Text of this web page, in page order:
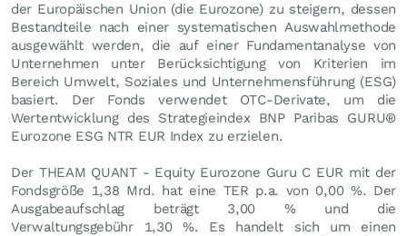
der Europäischen Union (die Eurozone) zu steigern, dessen
Bestandteile nach einer systematischen Auswahlmethode
ausgewählt werden, die auf einer Fundamentanalyse von
Unternehmen unter Berücksichtigung von Kriterien im
Bereich Umwelt, Soziales und Unternehmensführung (ESG)
basiert. Der Fonds verwendet OTC-Derivate, um die
Wertentwicklung des Strategieindex BNP Paribas GURU®
Eurozone ESG NTR EUR Index zu erzielen.
Der THEAM QUANT - Equity Eurozone Guru C EUR mit der
Fondsgröße 1,38 Mrd. hat eine TER p.a. von 0,00 %. Der
Ausgabeaufschlag beträgt 3,00 % und die
Verwaltungsgebühr 1,30 %. Es handelt sich um einen